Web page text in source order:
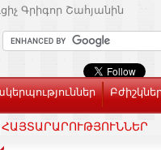
Գրիգոր Շահյանին
ՀԱՅՏԱՐԱՐՈՒԹՅՈՒՆՆԵՐ